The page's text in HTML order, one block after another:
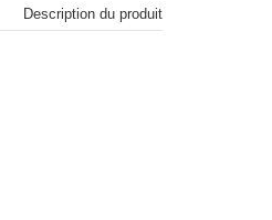
Description du produit